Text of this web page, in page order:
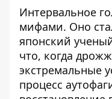
Интервальное
мифами. Оно
японский
что, когда
экстремальные
процесс